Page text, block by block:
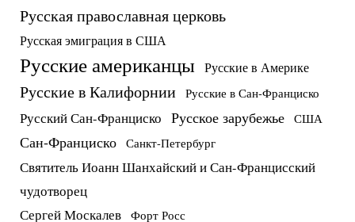
Русская православная церковь
Русская эмиграция в США
Русские американцы Русские в Америке
Русские в Калифорнии Русские в Сан-Франциско
Русский Сан-Франциско Русское зарубежье США
Сан-Франциско Санкт-Петербург
Святитель Иоанн Шанхайский и Сан-Францисский
чудотворец
Сергей Москалев Форт Росс